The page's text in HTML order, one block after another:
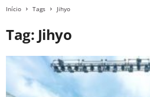
Início Tags Jihyo
Tag: Jihyo